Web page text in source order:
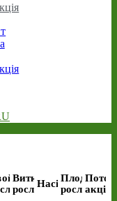
Виткі
рослиниНасінняПлодові
рослини
акція